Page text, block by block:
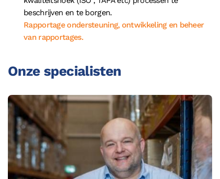
beschrijven en te borgen.
Rapportage ondersteuning, ontwikkeling en beheer
van rapportages.
Onze specialisten